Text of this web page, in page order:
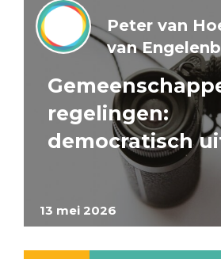
13 mei 2026
Peter van
van
regelingen:
democratisch